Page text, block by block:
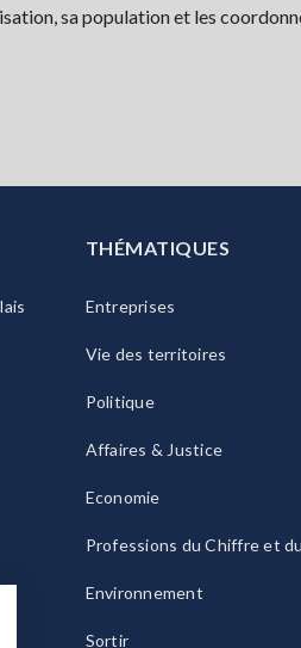
sa population et les
THÉMATIQUES
Entreprises
Vie des territoires
Politique
Affaires & Justice
Economie
Professions du Chiffre et
Environnement
Sortir